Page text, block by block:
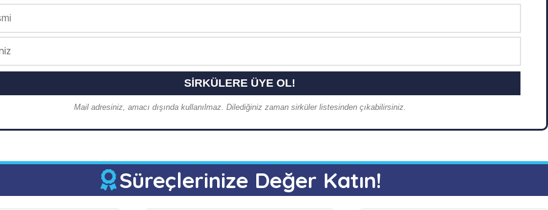
Mail adresiniz, amacı dışında kullanılmaz. Dilediğiniz zaman sirküler listesinden çıkabilirsiniz.
Süreçlerinize Değer Katın!